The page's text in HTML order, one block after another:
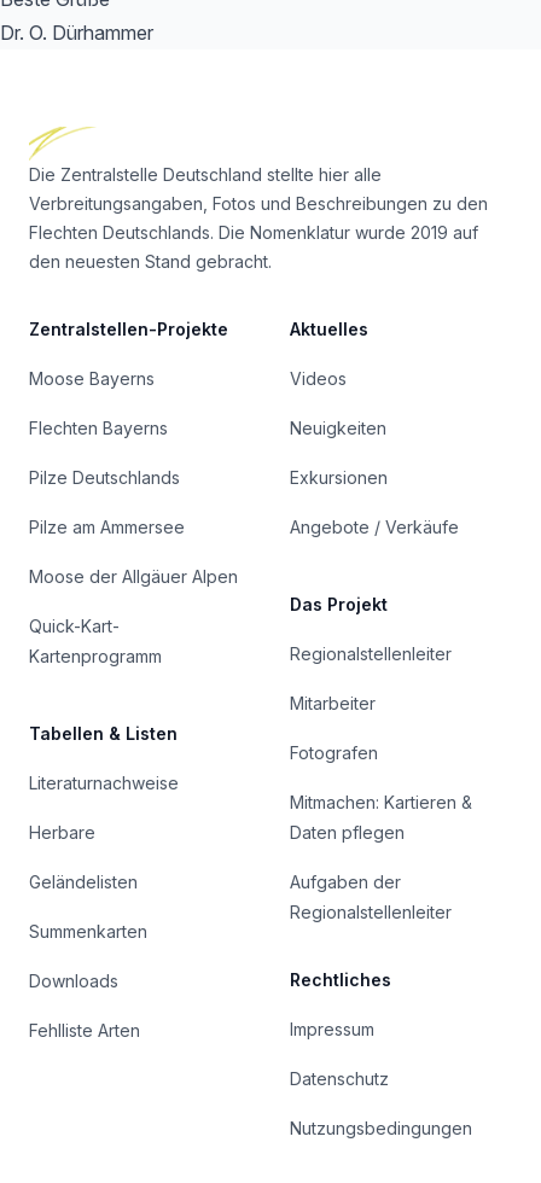
Dr. O. Dürhammer
Die Zentralstelle Deutschland stellte hier alle
Verbreitungsangaben, Fotos und Beschreibungen zu den
Flechten Deutschlands. Die Nomenklatur wurde 2019 auf
den neuesten Stand gebracht.
Zentralstellen-Projekte
Moose Bayerns
Flechten Bayerns
Pilze Deutschlands
Pilze am Ammersee
Moose der Allgäuer Alpen
Quick-Kart-
Kartenprogramm
Tabellen & Listen
Literaturnachweise
Herbare
Geländelisten
Summenkarten
Downloads
Fehlliste Arten
Aktuelles
Videos
Neuigkeiten
Exkursionen
Angebote / Verkäufe
Das Projekt
Regionalstellenleiter
Mitarbeiter
Fotografen
Mitmachen: Kartieren &
Daten pflegen
Aufgaben der
Regionalstellenleiter
Rechtliches
Impressum
Datenschutz
Nutzungsbedingungen